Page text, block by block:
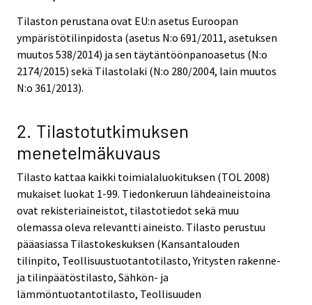
Tilaston perustana ovat EU:n asetus Euroopan
ympäristötilinpidosta (asetus N:o 691/2011, asetuksen
muutos 538/2014) ja sen täytäntöönpanoasetus (N:o
2174/2015) sekä Tilastolaki (N:o 280/2004, lain muutos
N:o 361/2013).
2. Tilastotutkimuksen
menetelmäkuvaus
Tilasto kattaa kaikki toimialaluokituksen (TOL 2008)
mukaiset luokat 1-99. Tiedonkeruun lähdeaineistoina
ovat rekisteriaineistot, tilastotiedot sekä muu
olemassa oleva relevantti aineisto. Tilasto perustuu
pääasiassa Tilastokeskuksen (Kansantalouden
tilinpito, Teollisuustuotantotilasto, Yritysten rakenne-
ja tilinpäätöstilasto, Sähkön- ja
lämmöntuotantotilasto, Teollisuuden